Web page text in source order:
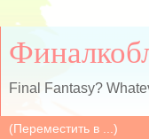
Final Fantasy?